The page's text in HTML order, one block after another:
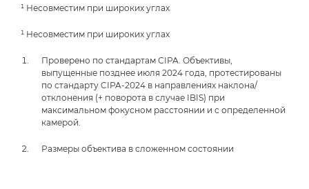
¹ Несовместим при широких углах
¹ Несовместим при широких углах
Проверено по стандартам CIPA. Объективы,
выпущенные позднее июля 2024 года, протестированы
по стандарту CIPA-2024 в направлениях наклона/
отклонения (+ поворота в случае IBIS) при
максимальном фокусном расстоянии и с определенной
камерой.
Размеры объектива в сложенном состоянии